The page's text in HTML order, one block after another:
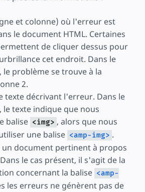
et colonne) où l'erreur est
le document HTML. Certaines
de cliquer dessus pour
cet endroit. Dans le
le problème se trouve à la
2.
texte décrivant l'erreur. Dans le
le texte indique que nous
balise <img> , alors que nous
une balise <amp-img> .
un document pertinent à propos
le cas présent, il s'agit de la
concernant la balise <amp-
les erreurs ne génèrent pas de